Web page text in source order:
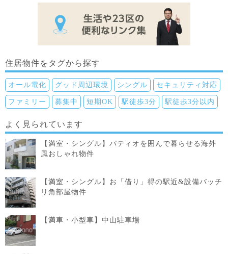
住居物件をタグから探す
オール電化 グッド周辺環境 シングル セキュリティ対応
ファミリー 募集中 短期OK 駅徒歩3分 駅徒歩3分以内
よく見られています
【満室・シングル】パティオを囲んで暮らせる海外
風おしゃれ物件
【満室・シングル】お「借り」得の駅近&設備バッチ
リ角部屋物件
【満車・小型車】中山駐車場